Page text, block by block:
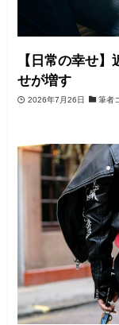
【日常の幸せ
せが増す
2026年7月26日 筆者